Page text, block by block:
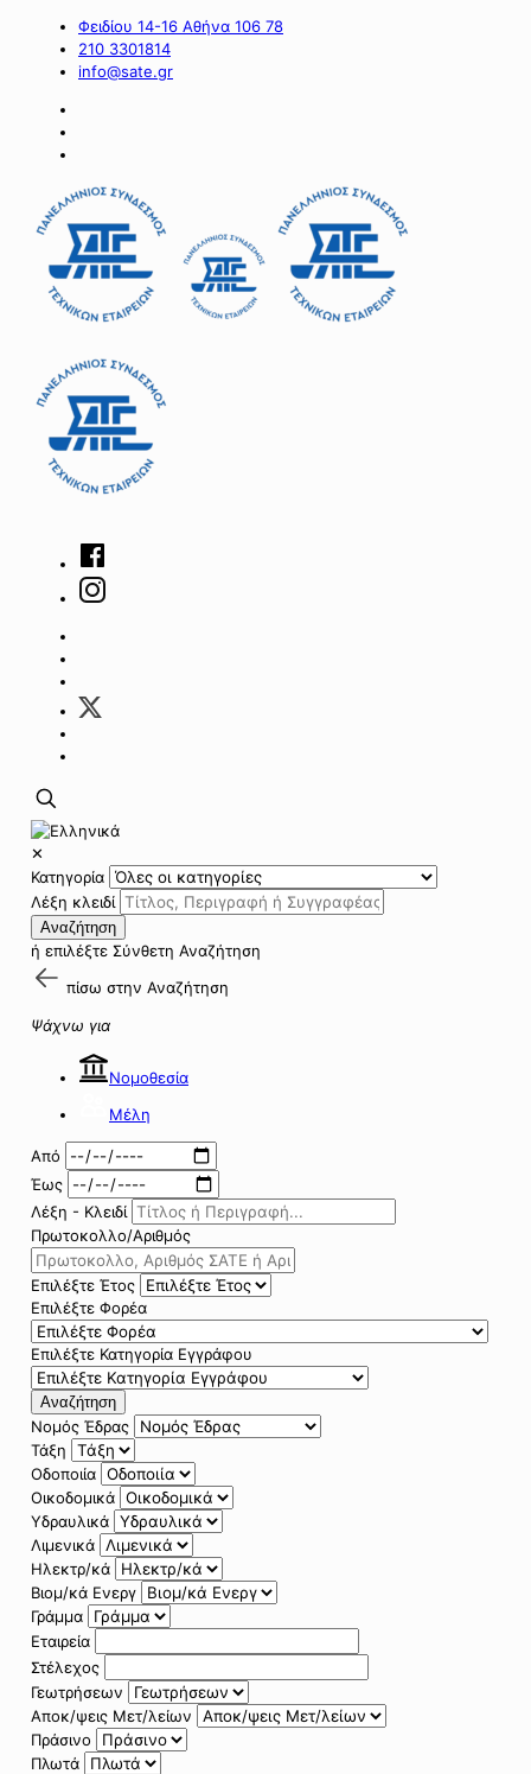
Φειδίου 14-16 Αθήνα 106 78
210 3301814
info@sate.gr
✕
Κατηγορία
Λέξη κλειδί
Αναζήτηση
ή επιλέξτε Σύνθετη Αναζήτηση
πίσω στην Αναζήτηση
Ψάχνω για
Νομοθεσία
Μέλη
Από
Έως
Λέξη - Κλειδί
Πρωτοκολλο/Αριθμός
Επιλέξτε Έτος
Επιλέξτε Φορέα
Επιλέξτε Κατηγορία Εγγράφου
Αναζήτηση
Νομός Έδρας
Τάξη
Οδοποιία
Οικοδομικά
Υδραυλικά
Λιμενικά
Ηλεκτρ/κά
Βιομ/κά Ενεργ
Γράμμα
Εταιρεία
Στέλεχος
Γεωτρήσεων
Αποκ/ψεις Μετ/λείων
Πράσινο
Πλωτά